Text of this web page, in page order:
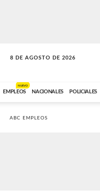
8 DE AGOSTO DE 2026
CONEXIÓN ROMANCE
EMPLEOS
NUEVO
NACIONALES POLICIALES
ABC EMPLEOS